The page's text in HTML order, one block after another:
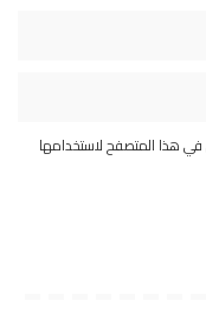
في هذا المتصفح لاستخدامها